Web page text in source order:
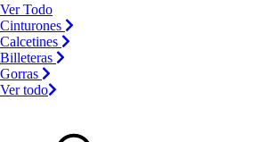
Ver Todo
Cinturones
Calcetines
Billeteras
Gorras
Ver todo